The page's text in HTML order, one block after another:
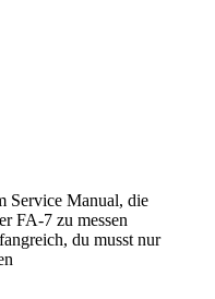
Service Manual, die
FA-7 zu messen
du musst nur